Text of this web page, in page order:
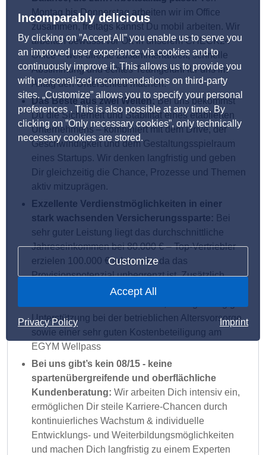
Incomparably delicious
By clicking on ”Accept All” you enable us to serve you
an improved user experience via cookies and to
continuously improve it. This allows us to provide you
with personalized recommendations on third-party
sites. „Customize” allows you to specify your personal
preferences . This is also possible at any time. By
clicking on ”Only necessary cookies”, only technically
necessary cookies are stored.
Customize
Accept All
Privacy Policy Imprint
Montag bis Donnerstag arbeiten wir im Office
zusammen, freitags kannst Du mobil arbeiten. Wir
arbeiten bewusst vor Ort in unserem CHECK24
Office – weil direkte Zusammenarbeit, schnelle
Abstimmung und echtes Teamgefühl für uns im
Alltag den Unterschied machen.
Das Beste aus zwei Welten:Bei uns bekommst
Du die Sicherheit und Stabilität eines etablierten
Unternehmens – kombiniert mit dem Drive, der
Geschwindigkeit und dem Gestaltungsspielraum
eines Startups. Wir denken langfristig und geben
Dir gleichzeitig die Chance, Prozesse und Themen
aktiv mitzuprägen.
Exzellente Verdienstmöglichkeiten in einer
stark wachsenden Versicherungssparte: Bei
sehr guter Leistung liegt das durchschnittliche
Jahreseinkommen bei 80.000 € – Top-Vertriebler
erzielen 100.000 € oder mehr, da das
Provisionspotenzial unbegrenzt ist. Zusätzlich
profitierst Du von attraktiven Gutscheinen für
Unterstützung bei der betrieblichen Altersvorsorge
sowie einer sehr guten Kostenbeteiligung am
EGYM Wellpass
Bei uns gibt’s kein 08/15 - keine
spartenübergreifende und oberflächliche
Kundenberatung: Wir arbeiten Dich intensiv ein,
ermöglichen Dir steile Karriere-Chancen durch
kontinuierliches Wachstum & individuelle
Entwicklungs- und Weiterbildungsmöglichkeiten
und machen Dich langfristig zu einem Experten